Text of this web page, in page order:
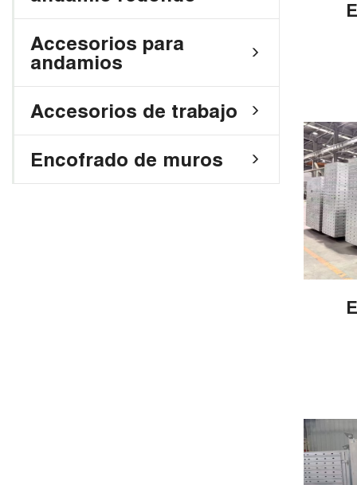
Accesorios para
andamios
Accesorios de trabajo
Encofrado de muros